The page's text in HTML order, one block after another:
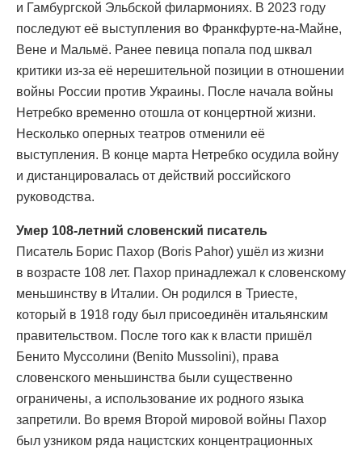
и Гамбургской Эльбской филармониях. В 2023 году
последуют её выступления во Франкфурте-на-Майне,
Вене и Мальмё. Ранее певица попала под шквал
критики из-за её нерешительной позиции в отношении
войны России против Украины. После начала войны
Нетребко временно отошла от концертной жизни.
Несколько оперных театров отменили её
выступления. В конце марта Нетребко осудила войну
и дистанцировалась от действий российского
руководства.
Умер 108-летний словенский писатель
Писатель Борис Пахор (Boris Pahor) ушёл из жизни
в возрасте 108 лет. Пахор принадлежал к словенскому
меньшинству в Италии. Он родился в Триесте,
который в 1918 году был присоединён итальянским
правительством. После того как к власти пришёл
Бенито Муссолини (Benito Mussolini), права
словенского меньшинства были существенно
ограничены, а использование их родного языка
запретили. Во время Второй мировой войны Пахор
был узником ряда нацистских концентрационных